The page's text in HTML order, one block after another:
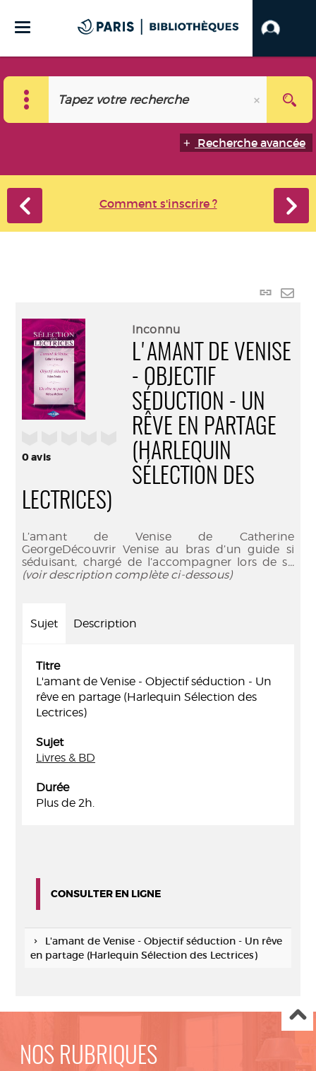
Recherche avancée
Comment s'inscrire ?
Lien
mail
0avis
Inconnu
L'AMANT DE VENISE
- OBJECTIF
SÉDUCTION - UN
RÊVE EN PARTAGE
(HARLEQUIN
SÉLECTION DES
LECTRICES)
L’amant de Venise de Catherine
GeorgeDécouvrir Venise au bras d’un guide si
séduisant, chargé de l’accompagner lors de s...
(voir description complète ci-dessous)
Sujet Description
Titre
L'amant de Venise - Objectif séduction - Un
rêve en partage (Harlequin Sélection des
Lectrices)
Sujet
Livres & BD
Durée
Plus de 2h.
CONSULTER EN LIGNE
L'amant de Venise - Objectif séduction - Un rêve
en partage (Harlequin Sélection des Lectrices)
NOS RUBRIQUES